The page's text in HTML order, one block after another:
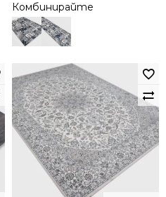
Комбинирайте